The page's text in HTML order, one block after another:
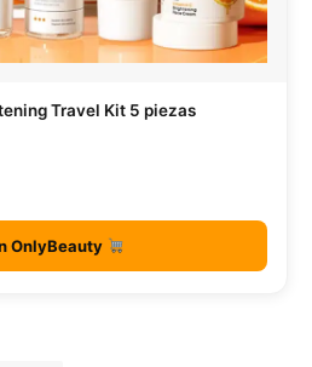
Travel Kit 5 piezas
OnlyBeauty